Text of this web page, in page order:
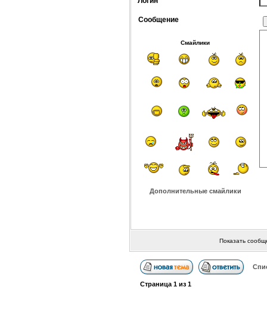
Сообщение
Смайлики
Дополнительные смайлики
Показать
Страница 1из 1